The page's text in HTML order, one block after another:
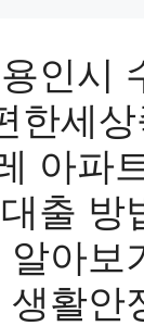
인시
한세
아파
출 방
알아보
활안